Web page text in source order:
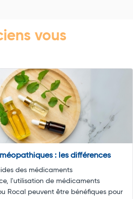
vous
: les différences
des médicaments
l'utilisation de médicaments
Rocal peuvent être bénéfiques pour